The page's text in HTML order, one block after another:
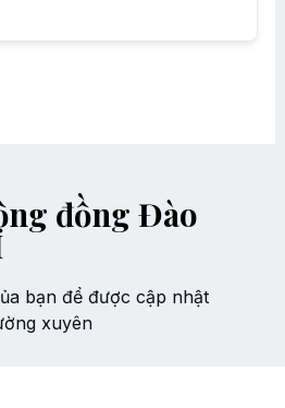
đồng Đào
bạn để được cập nhật
xuyên